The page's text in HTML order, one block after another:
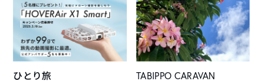
ひとり旅
TABIPPO CARAVAN